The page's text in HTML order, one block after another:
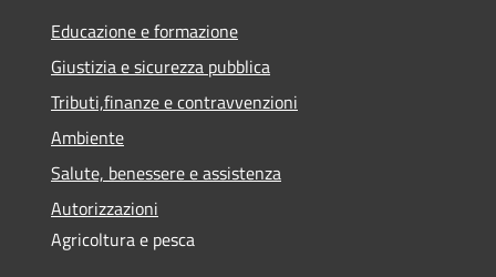
Educazione e formazione
Giustizia e sicurezza pubblica
Tributi,finanze e contravvenzioni
Ambiente
Salute, benessere e assistenza
Autorizzazioni
Agricoltura e pesca